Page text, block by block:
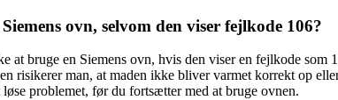
ovn, selvom den viser fejlkode 106?
at bruge en Siemens ovn, hvis den viser en fejlkode
risikerer man, at maden ikke bliver varmet korrekt op
problemet, før du fortsætter med at bruge ovnen.